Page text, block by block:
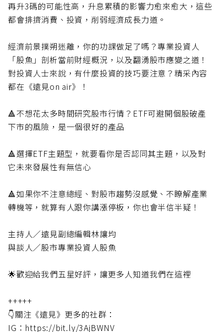
再升3碼的可能性高，升息累積的影響力愈來愈大，這些
都會排擠消費、投資，削弱經濟成長力道。
經濟前景撲朔迷離，你的功課做足了嗎？專業投資人
「股魚」剖析當前財經概況，以及翻湧股市應變之道！
對投資人士來說，有什麼投資的技巧要注意？精采內容
都在《遠見on air》！
🔺不想花太多時間研究股市行情？ETF可避開個股破產
下市的風險，是一個很好的產品
🔺選擇ETF主題型，就要看你是否認同其主題，以及對
它未來發展性有無信心
🔺如果你不注意總經、對股市趨勢沒感覺、不瞭解產業
轉機等，就算有人跟你講漲停板，你也會半信半疑！
主持人／遠見副總編輯林讓均
與談人／股市專業投資人股魚
🌟歡迎給我們五星好評，讓更多人知道我們在這裡
+++++
👇關注《遠見》更多的社群：
IG：https://bit.ly/3AjBWNV